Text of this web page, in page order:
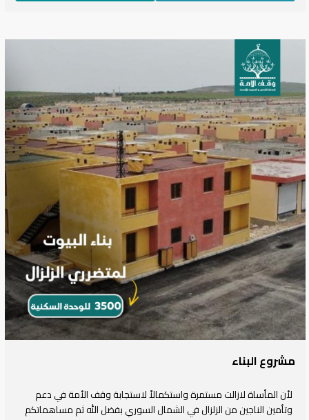
مشروع البناء
لأن المأساة لازالت مستمرة واستكمالاً لاستجابة وقف الأمة في دعم
وتأمين الناجين من الزلزال في الشمال السوري بفضل الله ثم مساهماتكم